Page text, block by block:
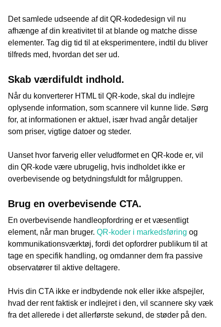
Det samlede udseende af dit QR-kodedesign vil nu
afhænge af din kreativitet til at blande og matche disse
elementer. Tag dig tid til at eksperimentere, indtil du bliver
tilfreds med, hvordan det ser ud.
Skab værdifuldt indhold.
Når du konverterer HTML til QR-kode, skal du indlejre
oplysende information, som scannere vil kunne lide. Sørg
for, at informationen er aktuel, især hvad angår detaljer
som priser, vigtige datoer og steder.
Uanset hvor farverig eller veludformet en QR-kode er, vil
din QR-kode være ubrugelig, hvis indholdet ikke er
overbevisende og betydningsfuldt for målgruppen.
Brug en overbevisende CTA.
En overbevisende handleopfordring er et væsentligt
element, når man bruger. QR-koder i markedsføring og
kommunikationsværktøj, fordi det opfordrer publikum til at
tage en specifik handling, og omdanner dem fra passive
observatører til aktive deltagere.
Hvis din CTA ikke er indbydende nok eller ikke afspejler,
hvad der rent faktisk er indlejret i den, vil scannere sky væk
fra det allerede i det allerførste sekund, de støder på den.